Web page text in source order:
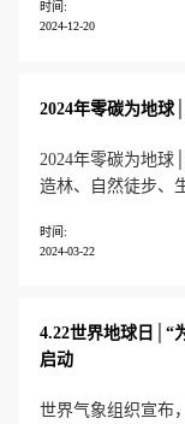
堂”…… 2,068棵树
时间:
2024-12-20
2024年零碳为地球
2024年零碳为地球
造林、自然徒步、
达岭春季植树”活
时间:
2024-03-22
4.22世界地球日│“
启动
世界气象组织宣布